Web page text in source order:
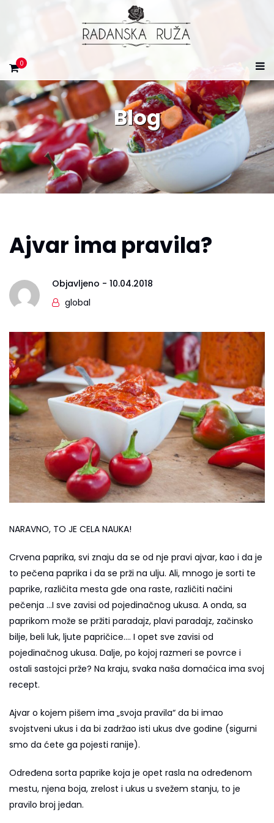
0
Blog
Ajvar ima pravila?
Objavljeno - 10.04.2018
global
NARAVNO, TO JE CELA NAUKA!
Crvena paprika, svi znaju da se od nje pravi ajvar, kao i da je
to pečena paprika i da se prži na ulju. Ali, mnogo je sorti te
paprike, različita mesta gde ona raste, različiti načini
pečenja …I sve zavisi od pojedinačnog ukusa. A onda, sa
paprikom može se pržiti paradajz, plavi paradajz, začinsko
bilje, beli luk, ljute papričice…. I opet sve zavisi od
pojedinačnog ukusa. Dalje, po kojoj razmeri se povrce i
ostali sastojci prže? Na kraju, svaka naša domaćica ima svoj
recept.
Ajvar o kojem pišem ima „svoja pravila“ da bi imao
svojstveni ukus i da bi zadržao isti ukus dve godine (sigurni
smo da ćete ga pojesti ranije).
Određena sorta paprike koja je opet rasla na određenom
mestu, njena boja, zrelost i ukus u svežem stanju, to je
pravilo broj jedan.